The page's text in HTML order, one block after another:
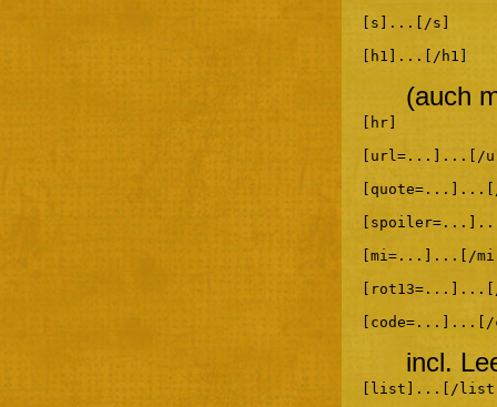
[s]...[/s]
[h1]...[/h1]
(auch
[hr]
[url=...]...[/
[mi=...]...[/
[code=...]...[/
incl.
[list]...[/